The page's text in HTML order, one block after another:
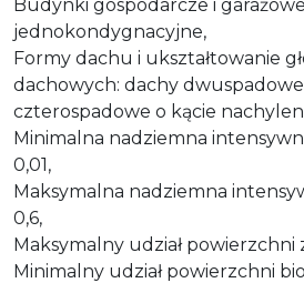
Budynki gospodarcze i
jednokondygnacyjne,
Formy dachu i ukształtowanie
dachowych: dachy
czterospadowe o kącie
Minimalna nadziemna
0,01,
Maksymalna nadziemna
0,6,
Maksymalny udział powierzchni
Minimalny udział powierzchni